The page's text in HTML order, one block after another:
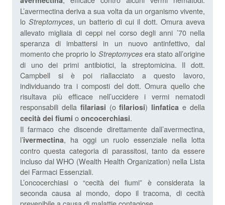
L’avermectina deriva a sua volta da un organismo vivente,
loStreptomyces, un batterio di cui il dott. Omura aveva
allevato migliaia di ceppi nel corso degli anni ’70 nella
speranza di imbattersi in un nuovo antinfettivo, dal
momento che proprio lo Streptomycesera stato all’origine
di uno dei primi antibiotici, la streptomicina. Il dott.
Campbell si è poi riallacciato a questo lavoro,
individuando tra i composti del dott. Omura quello che
risultava più efficace nell’uccidere i vermi nematodi
responsabili della filariasi (ofilariosi) linfatica e della
cecità dei fiumi o oncocerchiasi.
Il farmaco che discende direttamente dall’avermectina,
l’ivermectina, ha oggi un ruolo essenziale nella lotta
contro questa categoria di parassitosi, tanto da essere
incluso dal WHO (Wealth Health Organization) nella Lista
dei Farmaci Essenziali.
L’oncocerchiasi o “cecità dei fiumi” è considerata la
seconda causa al mondo, dopo il tracoma, di cecità